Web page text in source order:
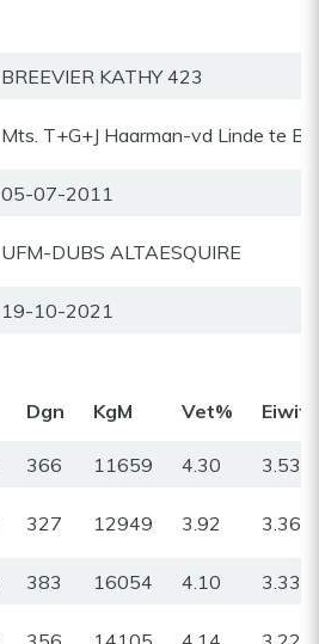
BREEVIER KATHY 423
Mts. T+G+J Haarman-vd Linde te
05-07-2011
UFM-DUBS ALTAESQUIRE
19-10-2021
Dgn KgM Vet%
366 11659 4.30 3.53
327 12949 3.92 3.36
383 16054 4.10 3.33